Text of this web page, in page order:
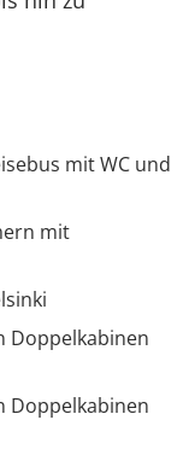
mit WC und
mit
Doppelkabinen
Doppelkabinen